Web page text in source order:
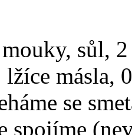
sůl,
másla,
se
spojíme